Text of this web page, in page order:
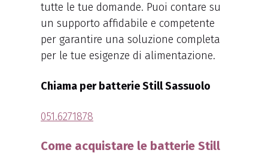
tutte le tue domande. Puoi contare su
un supporto affidabile e competente
per garantire una soluzione completa
per le tue esigenze di alimentazione.
Chiama per batterie Still Sassuolo
051.6271878
Come acquistare le batterie Still